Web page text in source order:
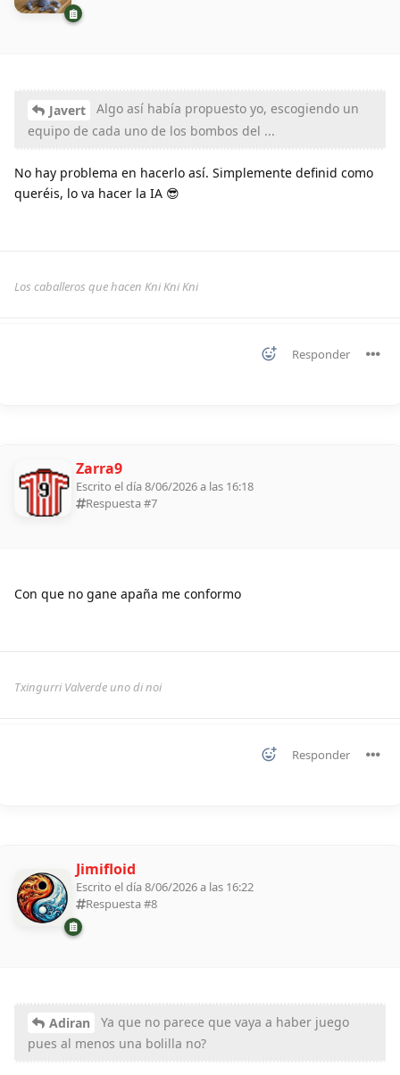
Javert
Algo así había propuesto yo, escogiendo un
equipo de cada uno de los bombos del ...
No hay problema en hacerlo así. Simplemente definid como
queréis, lo va hacer la IA 😎
Los caballeros que hacen Kni Kni Kni
Responder
Zarra9
Escrito el día 8/06/2026 a las 16:18
Respuesta #7
Con que no gane apaña me conformo
Txingurri Valverde uno di noi
Responder
Jimifloid
Escrito el día 8/06/2026 a las 16:22
Respuesta #8
Adiran
Ya que no parece que vaya a haber juego
pues al menos una bolilla no?